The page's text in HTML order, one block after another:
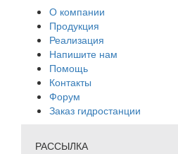
О компании
Продукция
Реализация
Напишите нам
Помощь
Контакты
Форум
Заказ гидростанции
РАССЫЛКА